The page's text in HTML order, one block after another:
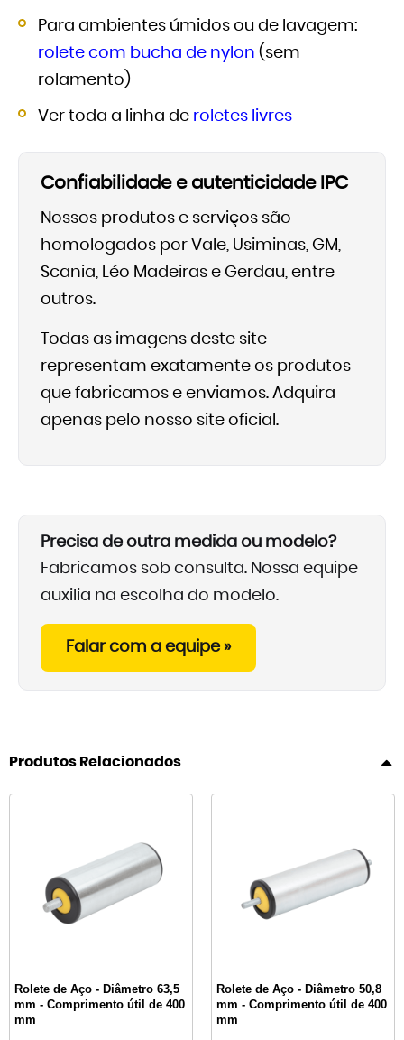
Para ambientes úmidos ou de lavagem:
rolete com bucha de nylon (sem
rolamento)
Ver toda a linha de roletes livres
Confiabilidade e autenticidade IPC
Nossos produtos e serviços são
homologados por Vale, Usiminas, GM,
Scania, Léo Madeiras e Gerdau, entre
outros.
Todas as imagens deste site
representam exatamente os produtos
que fabricamos e enviamos. Adquira
apenas pelo nosso site oficial.
Precisa de outra medida ou modelo?
Fabricamos sob consulta. Nossa equipe
auxilia na escolha do modelo.
Falar com a equipe »
Produtos Relacionados
Rolete de Aço - Diâmetro 63,5
mm - Comprimento útil de 400
mm
Rolete de Aço - Diâmetro 50,8
mm - Comprimento útil de 400
mm